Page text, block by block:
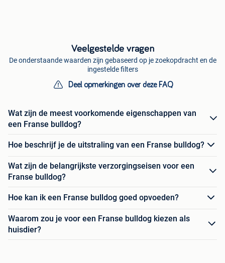
Veelgestelde vragen
De onderstaande waarden zijn gebaseerd op je zoekopdracht en de
ingestelde filters
Deel opmerkingen over deze FAQ
Wat zijn de meest voorkomende eigenschappen van
een Franse bulldog?
Hoe beschrijf je de uitstraling van een Franse bulldog?
Wat zijn de belangrijkste verzorgingseisen voor een
Franse bulldog?
Hoe kan ik een Franse bulldog goed opvoeden?
Waarom zou je voor een Franse bulldog kiezen als
huisdier?